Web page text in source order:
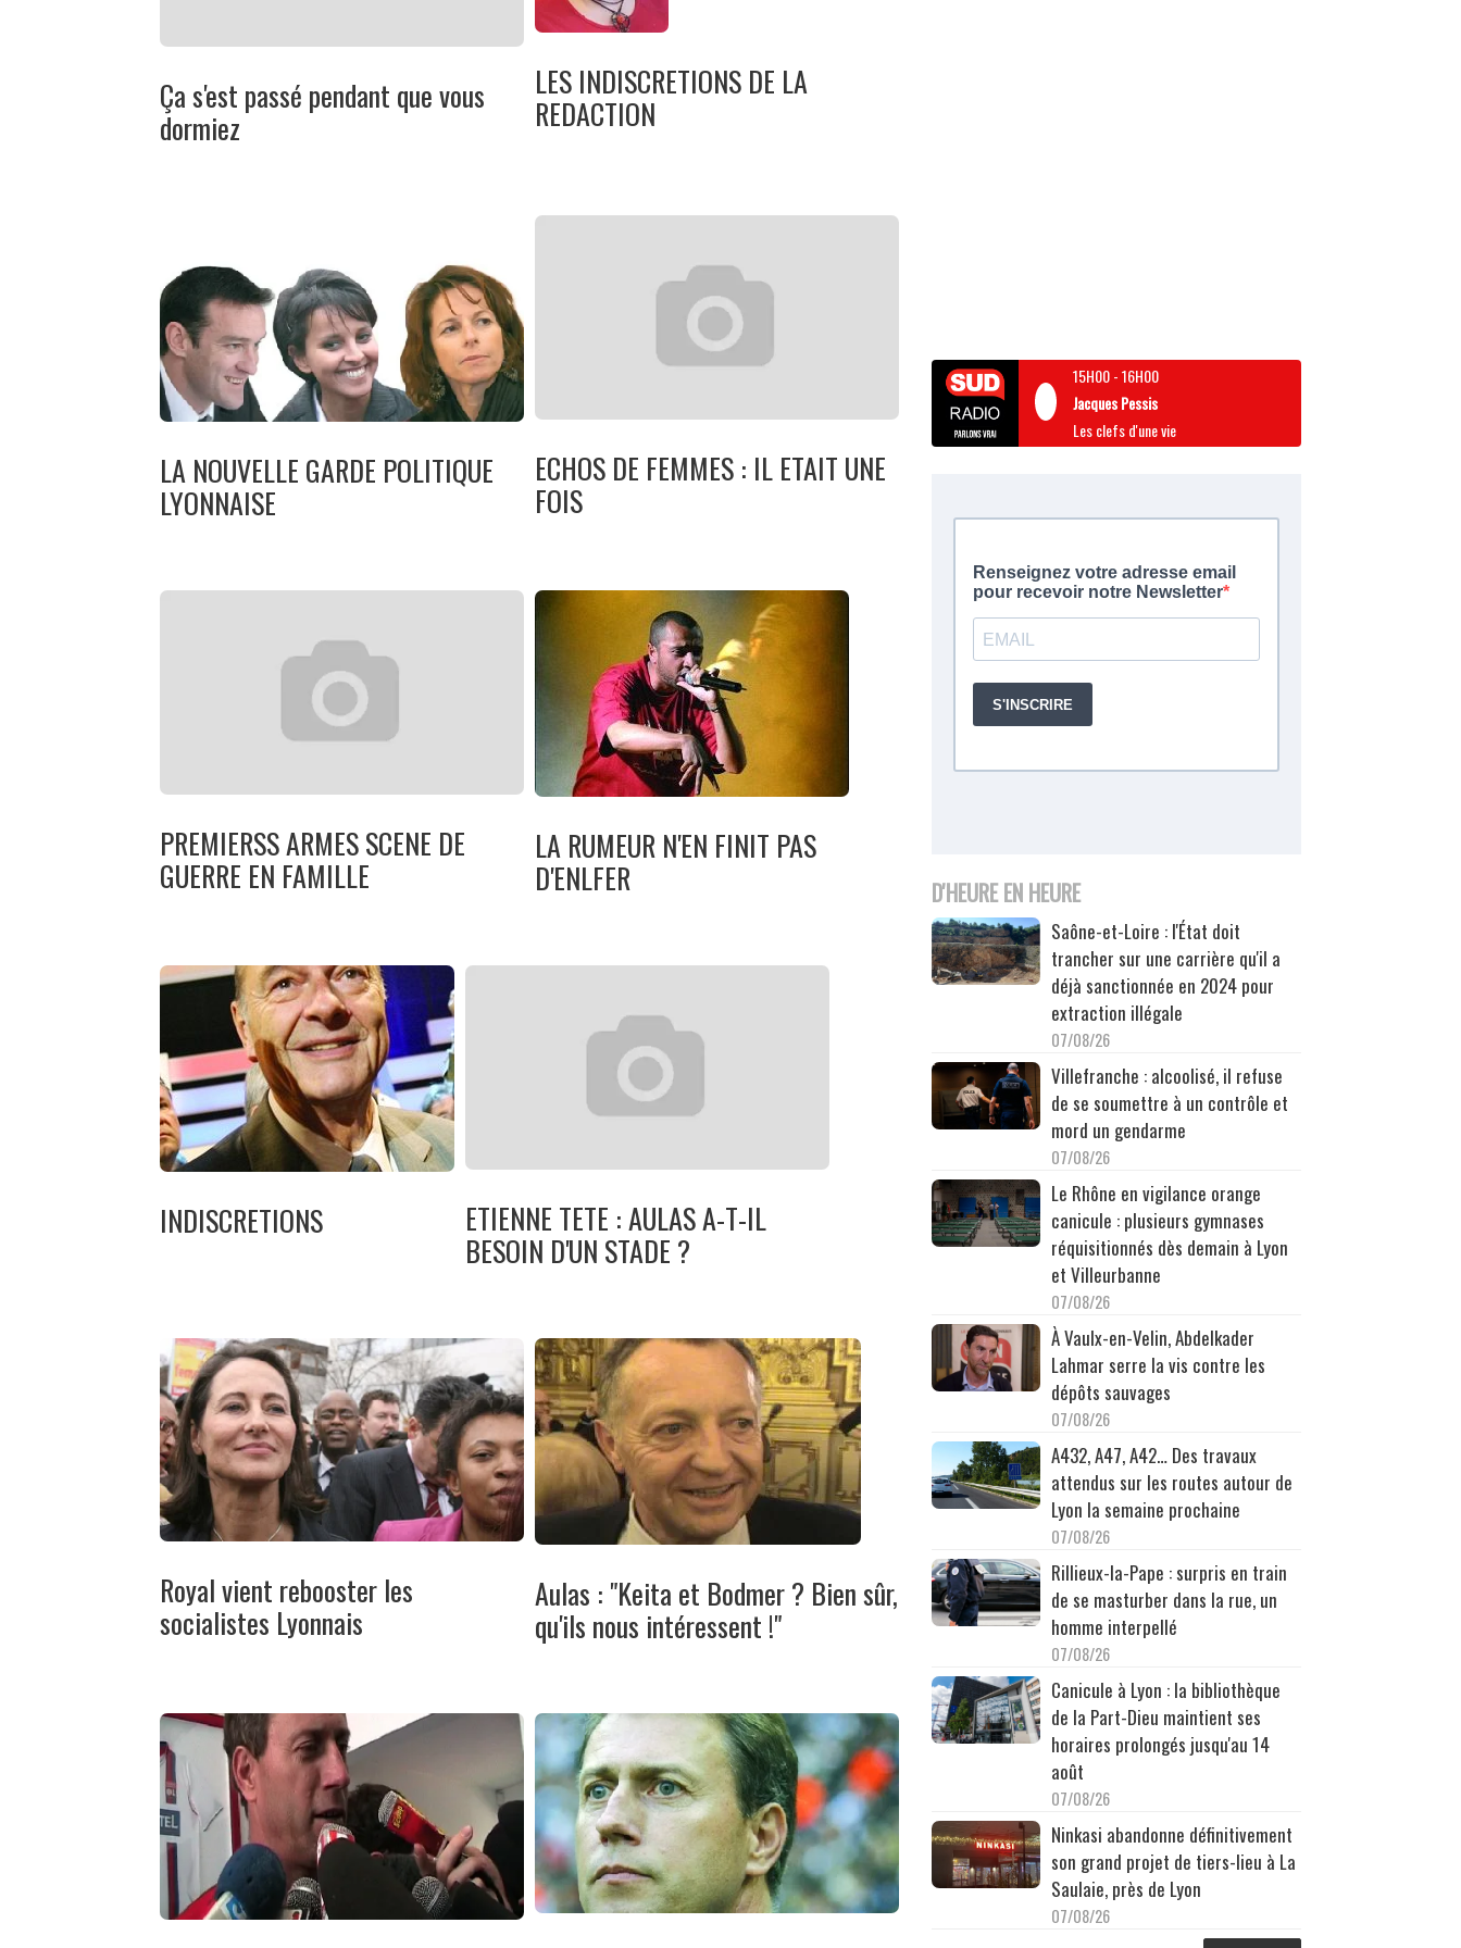
Ça s'est passé pendant que vous
dormiez
LES INDISCRETIONS DE LA
REDACTION
LA NOUVELLE GARDE POLITIQUE
LYONNAISE
ECHOS DE FEMMES : IL ETAIT UNE
FOIS
PREMIERSS ARMES SCENE DE
GUERRE EN FAMILLE
LA RUMEUR N'EN FINIT PAS
D'ENLFER
INDISCRETIONS ETIENNE TETE : AULAS A-T-IL
BESOIN D'UN STADE ?
Royal vient rebooster les
socialistes Lyonnais
Aulas : "Keita et Bodmer ? Bien sûr,
qu'ils nous intéressent !"
15H00-16H00
Jacques Pessis
Les clefs d'une vie
D'HEURE EN HEURE
Saône-et-Loire : l'État doit
trancher sur une carrière qu'il a
déjà sanctionnée en 2024 pour
extraction illégale
07/08/26
Villefranche : alcoolisé, il refuse
de se soumettre à un contrôle et
mord un gendarme
07/08/26
Le Rhône en vigilance orange
canicule : plusieurs gymnases
réquisitionnés dès demain à Lyon
et Villeurbanne
07/08/26
À Vaulx-en-Velin, Abdelkader
Lahmar serre la vis contre les
dépôts sauvages
07/08/26
A432, A47, A42… Des travaux
attendus sur les routes autour de
Lyon la semaine prochaine
07/08/26
Rillieux-la-Pape : surpris en train
de se masturber dans la rue, un
homme interpellé
07/08/26
Canicule à Lyon : la bibliothèque
de la Part-Dieu maintient ses
horaires prolongés jusqu'au 14
août
07/08/26
Ninkasi abandonne définitivement
son grand projet de tiers-lieu à La
Saulaie, près de Lyon
07/08/26